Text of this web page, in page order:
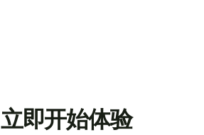
立即开始体验